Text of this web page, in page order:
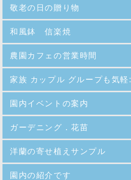
敬老の日の贈り物
和風鉢 信楽焼
農園カフェの営業時間
家族 カップル グループも気軽
園内イベントの案内
ガーデニング．花苗
洋蘭の寄せ植えサンプル
園内の紹介 です